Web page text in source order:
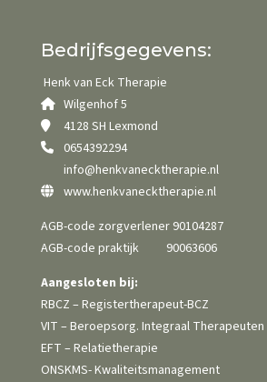
Bedrijfsgegevens:
Henk van Eck Therapie
Wilgenhof 5
4128 SH Lexmond
0654392294
info@henkvanecktherapie.nl
www.henkvanecktherapie.nl
AGB-code zorgverlener 90104287
AGB-code praktijk 90063606
Aangesloten bij:
RBCZ – Registertherapeut-BCZ
VIT – Beroepsorg. Integraal Therapeuten
EFT – Relatietherapie
ONSKMS- Kwaliteits­management